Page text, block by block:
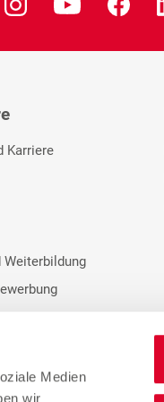
Medien
wir
Karriere
Weiterbildung